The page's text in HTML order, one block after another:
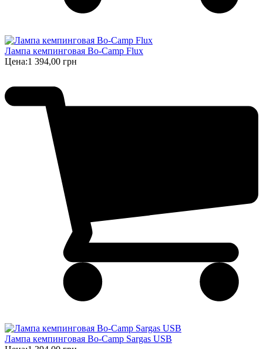
Лампа кемпинговая Bo-Camp Flux
Цена:1 394,00 грн
Лампа кемпинговая Bo-Camp Sargas USB